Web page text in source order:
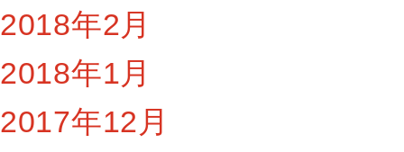
2018年2月
2018年1月
2017年12月